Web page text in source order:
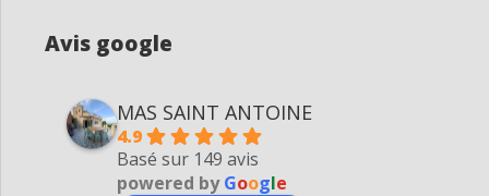
Avis google
MAS SAINT ANTOINE
4.9
Basé sur 149 avis
powered byGoogle